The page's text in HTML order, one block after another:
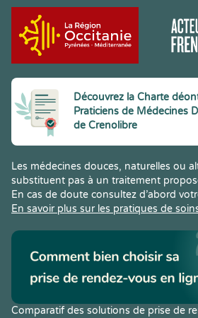
Découvrez la Charte
Praticiens de Médecines
de Crenolibre
Les médecines douces, naturelles ou
substituent pas à un traitement
En cas de doute consultez d’abord
En savoir plus sur les pratiques de
Comparatif des solutions de prise de